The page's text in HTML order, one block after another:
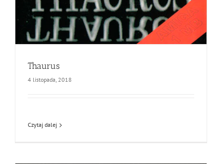
Thaurus
4 listopada, 2018
Czytaj dalej